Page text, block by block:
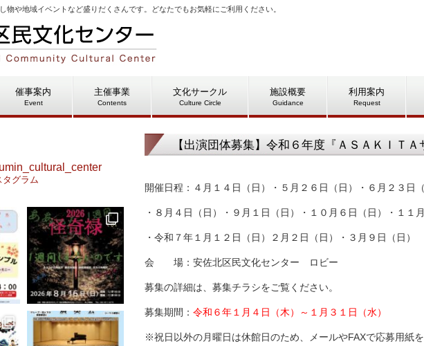
物や地域イベントなど盛りだくさんです。どなたでもお気軽にご利用ください。
催事案内
Event
主催事業
Contents
文化サークル
Culture Circle
施設概要
Guidance
利用案内
Request
【出演団体募集】令和６年度『ＡＳＡＫＩＴＡ
開催日程：４月１４日（日）・５月２６日（日）・６月２３日
・８月４日（日）・９月１日（日）・１０月６日（日）・１１
・令和７年１月１２日（日）２月２日（日）・３月９日（日）
会 場：安佐北区民文化センター ロビー
募集の詳細は、募集チラシをご覧ください。
募集期間： 令和６年１月４日（木）～１月３１日（水）
※祝日以外の月曜日は休館日のため、メールやFAXで応募用紙を
タグラム